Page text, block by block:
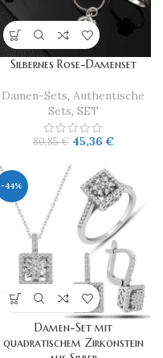
Silbernes Rose-Damenset
Damen-Sets, Authentische
Sets, SET
80,85€ 45,36 €
-44%
Damen-Set mit
quadratischem Zirkonstein